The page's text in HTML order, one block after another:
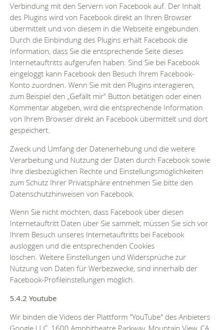
Verbindung mit den Servern von Facebook auf. Der Inhalt
des Plugins wird von Facebook direkt an Ihren Browser
übermittelt und von diesem in die Webseite eingebunden.
Durch die Einbindung des Plugins erhält Facebook die
Information, dass Sie die entsprechende Seite dieses
Internetauftritts aufgerufen haben. Sind Sie bei Facebook
eingeloggt kann Facebook den Besuch Ihrem Facebook-
Konto zuordnen. Wenn Sie mit den Plugins interagieren,
zum Beispiel den „Gefällt mir“ Button betätigen oder einen
Kommentar abgeben, wird die entsprechende Information
von Ihrem Browser direkt an Facebook übermittelt und dort
gespeichert.
Zweck und Umfang der Datenerhebung und die weitere
Verarbeitung und Nutzung der Daten durch Facebook sowie
Ihre diesbezüglichen Rechte und Einstellungsmöglichkeiten
zum Schutz Ihrer Privatsphäre entnehmen Sie bitte den
Datenschutzhinweisen von Facebook.
Wenn Sie nicht möchten, dass Facebook über diesen
Internetauftritt Daten über Sie sammelt, müssen Sie sich vor
Ihrem Besuch unseres Internetauftritts bei Facebook
ausloggen und die entsprechenden Cookies
löschen. Weitere Einstellungen und Widersprüche zur
Nutzung von Daten für Werbezwecke, sind innerhalb der
Facebook-Profileinstellungen möglich.
5.4.2 Youtube
Wir binden die Videos der Plattform "YouTube" des Anbieters